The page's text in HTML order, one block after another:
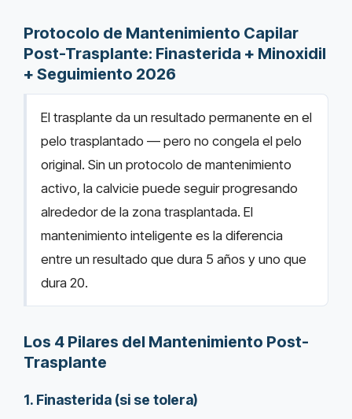
Protocolo de Mantenimiento Capilar
Post-Trasplante: Finasterida + Minoxidil
+ Seguimiento 2026
El trasplante da un resultado permanente en el
pelo trasplantado — pero no congela el pelo
original. Sin un protocolo de mantenimiento
activo, la calvicie puede seguir progresando
alrededor de la zona trasplantada. El
mantenimiento inteligente es la diferencia
entre un resultado que dura 5 años y uno que
dura 20.
Los 4 Pilares del Mantenimiento Post-
Trasplante
1. Finasterida (si se tolera)